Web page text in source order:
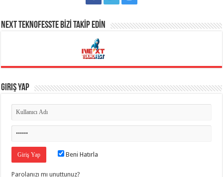
NEXT TEKNOFESSTE BİZİ TAKİP EDİN
Giriş Yap
Beni Hatırla
Parolanızı mı unuttunuz?